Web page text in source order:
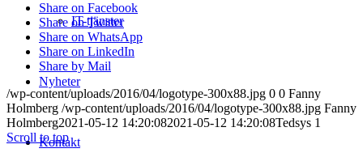
IT-tjänster
Nyheter
Kontakt
Share on Facebook
Share on Twitter
Share on WhatsApp
Share on LinkedIn
Share by Mail
/wp-content/uploads/2016/04/logotype-300x88.jpg 0 0 Fanny
Holmberg /wp-content/uploads/2016/04/logotype-300x88.jpg Fanny
Holmberg2021-05-12 14:20:082021-05-12 14:20:08Tedsys 1
Scroll to top